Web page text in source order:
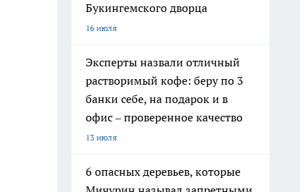
Букингемского дворца
16 июля
Эксперты назвали отличный
растворимый кофе: беру по 3
банки себе, на подарок и в
офис – проверенное качество
13 июля
6 опасных деревьев, которые